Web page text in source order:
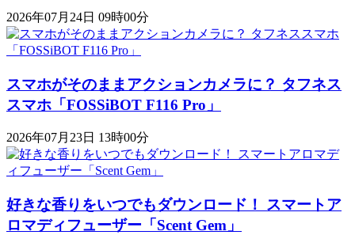
2026年07月24日 09時00分
スマホがそのままアクションカメラに？ タフネス
スマホ「FOSSiBOT F116 Pro」
2026年07月23日 13時00分
好きな香りをいつでもダウンロード！ スマートア
ロマディフューザー「Scent Gem」